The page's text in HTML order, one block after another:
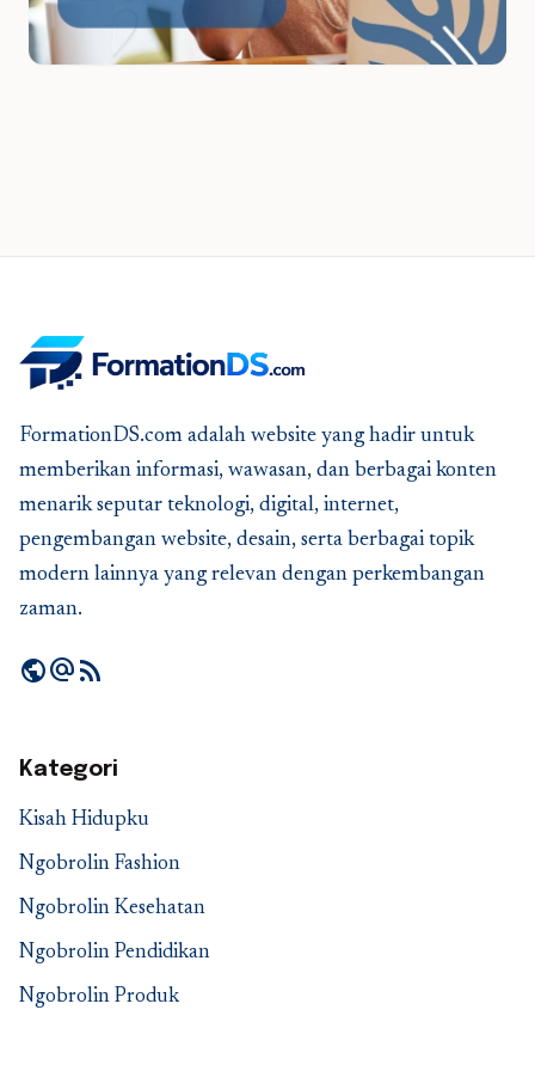
FormationDS.com adalah website yang hadir untuk
memberikan informasi, wawasan, dan berbagai konten
menarik seputar teknologi, digital, internet,
pengembangan website, desain, serta berbagai topik
modern lainnya yang relevan dengan perkembangan
zaman.
publicalternate_emailrss_feed
Kategori
Kisah Hidupku
Ngobrolin Fashion
Ngobrolin Kesehatan
Ngobrolin Pendidikan
Ngobrolin Produk